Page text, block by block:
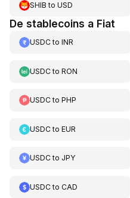
SHIB to USD
De stablecoins a Fiat
USDCto INR
USDCto RON
USDCto PHP
USDCto EUR
USDCto JPY
USDCto CAD